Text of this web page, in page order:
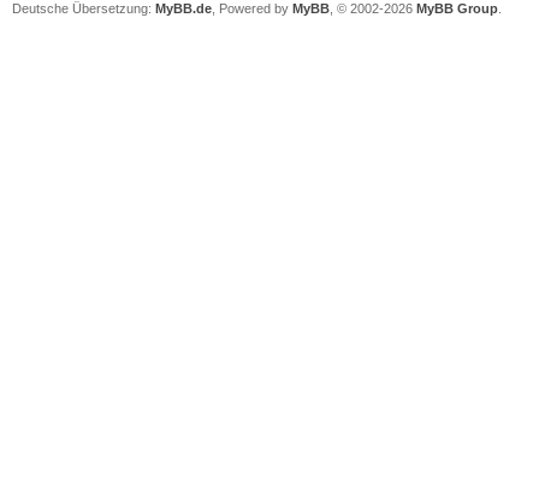
Deutsche Übersetzung: MyBB.de , Powered by MyBB , © 2002-2026 MyBB Group